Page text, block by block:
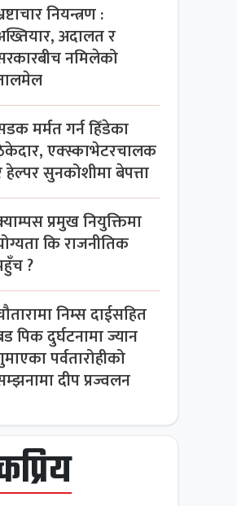
नियन्त्रण :
अदालत र
नमिलेको
मर्मत गर्न हिँडेका
एक्स्काभेटरचालक
हेल्पर सुनकोशीमा बेपत्ता
प्रमुख नियुक्तिमा
कि राजनीतिक
?
निम्स दाईसहित
पिक दुर्घटनामा ज्यान
पर्वतारोहीको
दीप प्रज्वलन